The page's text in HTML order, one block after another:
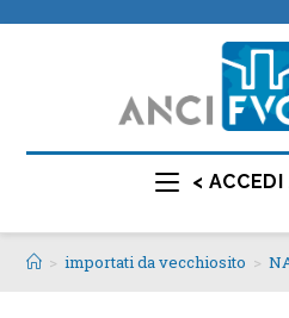
<
> importati da vecchiosito >